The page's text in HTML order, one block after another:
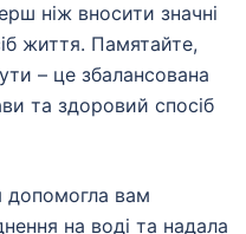
ніж вносити значні
життя. Памятайте,
– це збалансована
та здоровий спосіб
допомогла вам
на воді та надала